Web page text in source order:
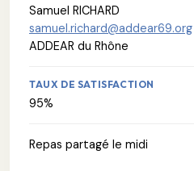
Samuel RICHARD
samuel.richard@addear69.org
ADDEAR du Rhône
TAUX DE SATISFACTION
95%
Repas partagé le midi